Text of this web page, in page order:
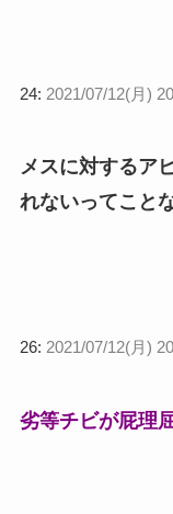
24: 2021/07/12(月)
メスに対するア
れないってこと
26: 2021/07/12(月)
劣等チビが屁理